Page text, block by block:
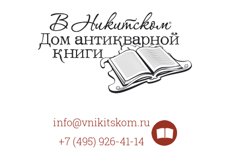
info@vnikitskom.ru
+7 (495) 926-41-14